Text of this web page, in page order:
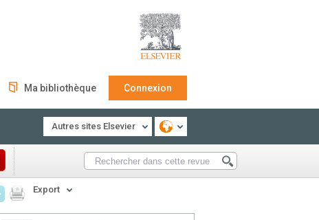
Ma bibliothèque Connexion
Autres sites Elsevier
Export